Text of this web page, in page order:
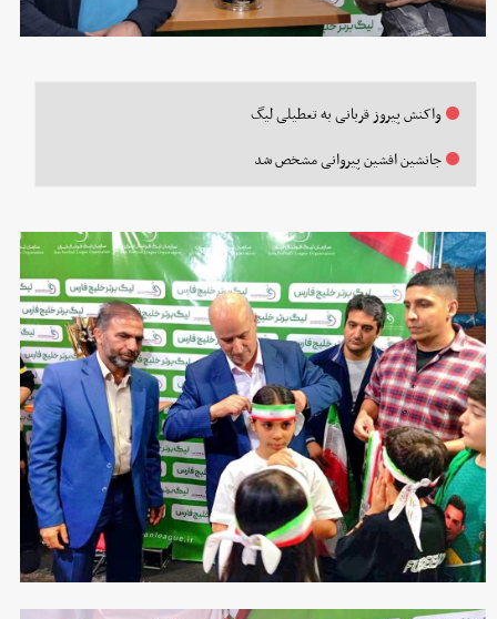
واکنش پیروز قربانی به تعطیلی لیگ
جانشین افشین پیروانی مشخص شد